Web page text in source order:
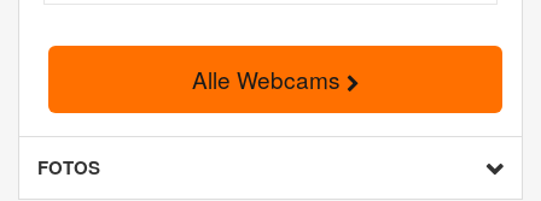
Alle Webcams
FOTOS